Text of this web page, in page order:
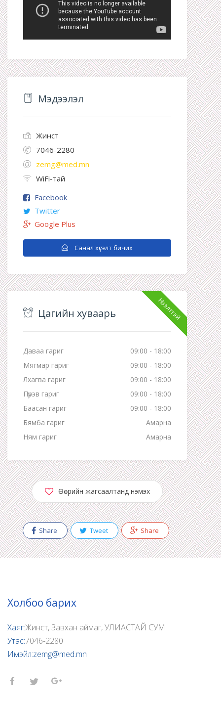
Мэдээлэл
Жинст
7046-2280
zemg@med.mn
WiFi-тай
Facebook
Twitter
Google Plus
Санал хүсэлт бичих
Нээлттэй
Цагийн хуваарь
Даваа гариг
09:00 - 18:00
Мягмар гариг
09:00 - 18:00
Лхагва гариг
09:00 - 18:00
Пүрэв гариг
09:00 - 18:00
Баасан гариг
09:00 - 18:00
Бямба гариг
Амарна
Ням гариг
Амарна
Өөрийн жагсаалтанд нэмэх
Share Tweet Share
Холбоо барих
Хаяг:Жинст, Завхан аймаг, УЛИАСТАЙ СУМ
Утас:7046-2280
Имэйл:zemg@med.mn